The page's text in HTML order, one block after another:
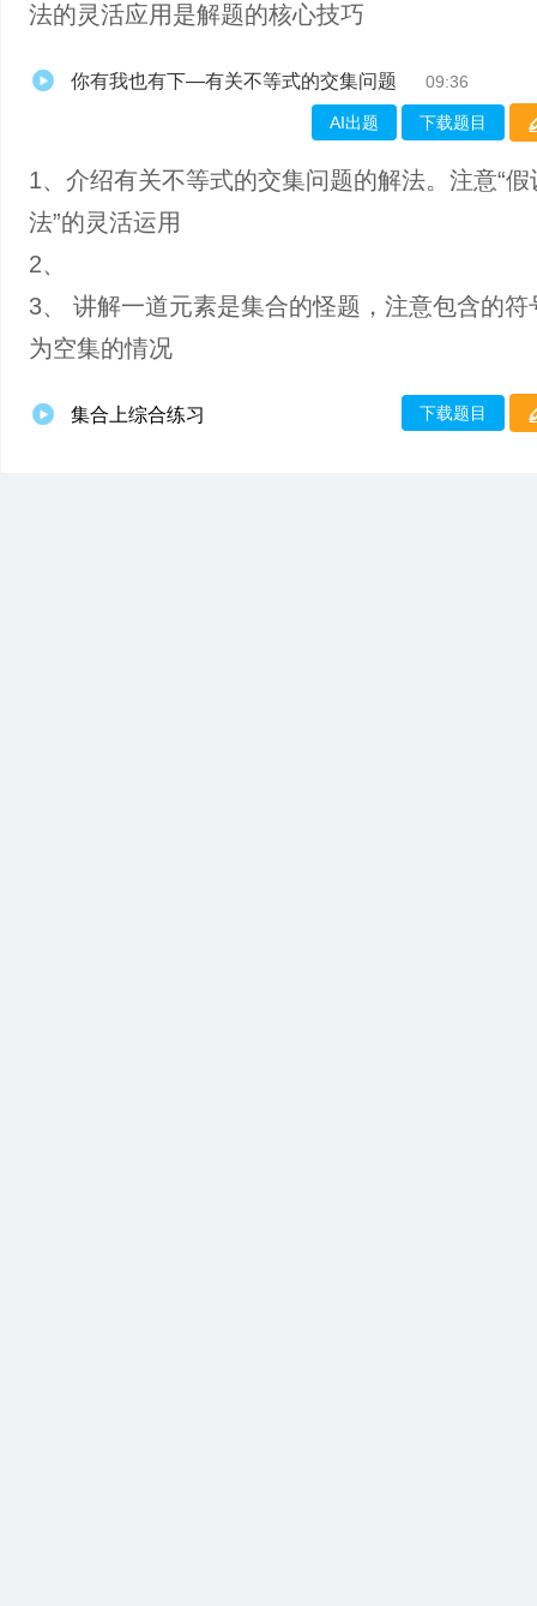
法的灵活应用是解题的核心技巧
你有我也有下—有关不等式的交集问题 09:36
AI出题 下载题目
1、介绍有关不等式的交集问题的解法。注意“
法”的灵活运用
2、
3、 讲解一道元素是集合的怪题，注意包含的符
为空集的情况
集合上综合练习 下载题目